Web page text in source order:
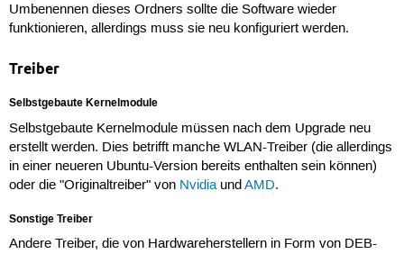
Umbenennen dieses Ordners sollte die Software wieder
funktionieren, allerdings muss sie neu konfiguriert werden.
Treiber
Selbstgebaute Kernelmodule
Selbstgebaute Kernelmodule müssen nach dem Upgrade neu
erstellt werden. Dies betrifft manche WLAN-Treiber (die allerdings
in einer neueren Ubuntu-Version bereits enthalten sein können)
oder die "Originaltreiber" von NvidiaundAMD.
Sonstige Treiber
Andere Treiber, die von Hardwareherstellern in Form von DEB-